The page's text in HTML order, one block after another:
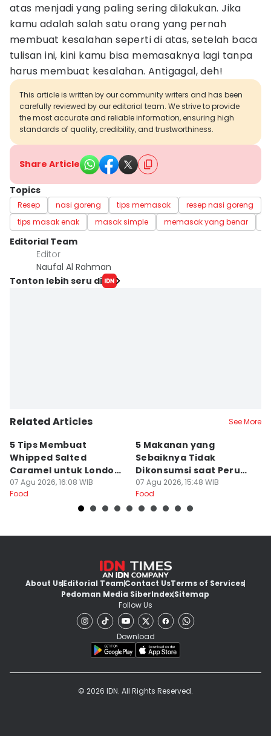
atas menjadi yang paling sering dilakukan. Jika
kamu adalah salah satu orang yang pernah
membuat kesalahan seperti di atas, setelah baca
tulisan ini, kini kamu bisa memasaknya lagi tanpa
harus membuat kesalahan. Antigagal, deh!
This article is written by our community writers and has been
carefully reviewed by our editorial team. We strive to provide
the most accurate and reliable information, ensuring high
standards of quality, credibility, and trustworthiness.
Share Article
Topics
Resep nasi goreng tips memasak resep nasi goreng
tips masak enak
masak simple memasak yang benar
Editorial Team
Editor
Naufal Al Rahman
Tonton lebih seru di
Related Articles See More
5 Tips Membuat
Whipped Salted
Caramel untuk London
Chocolate Cake
07 Agu 2026, 16:08 WIB
Food
5 Makanan yang
Sebaiknya Tidak
Dikonsumsi saat Perut
Kosong
07 Agu 2026, 15:48 WIB
Food
About UsEditorial TeamContact UsTerms of Services
Pedoman Media SiberIndexSitemap
Follow Us
Download
© 2026 IDN. All Rights Reserved.